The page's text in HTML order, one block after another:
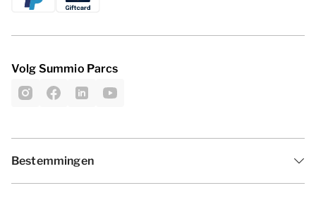
Volg Summio Parcs
Bestemmingen